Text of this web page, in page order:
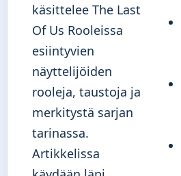
käsittelee The Last
Of Us Rooleissa
esiintyvien
näyttelijöiden
rooleja, taustoja ja
merkitystä sarjan
tarinassa.
Artikkelissa